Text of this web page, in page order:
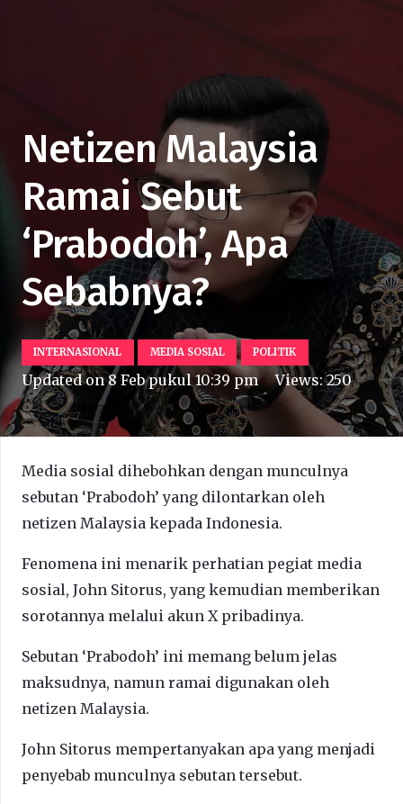
Netizen Malaysia
Ramai Sebut
‘Prabodoh’, Apa
Sebabnya?
INTERNASIONAL MEDIA SOSIAL POLITIK
Updated on8 Feb pukul 10:39 pm Views:250
Media sosial dihebohkan dengan munculnya
sebutan ‘Prabodoh’ yang dilontarkan oleh
netizen Malaysia kepada Indonesia.
Fenomena ini menarik perhatian pegiat media
sosial, John Sitorus, yang kemudian memberikan
sorotannya melalui akun X pribadinya.
Sebutan ‘Prabodoh’ ini memang belum jelas
maksudnya, namun ramai digunakan oleh
netizen Malaysia.
John Sitorus mempertanyakan apa yang menjadi
penyebab munculnya sebutan tersebut.